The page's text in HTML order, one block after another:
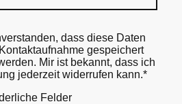
dass diese Daten
gespeichert
Mir ist bekannt, dass ich
jederzeit widerrufen kann.*
Felder